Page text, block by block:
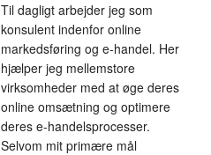
Til dagligt arbejder jeg som
konsulent indenfor online
markedsføring og e-handel. Her
hjælper jeg mellemstore
virksomheder med at øge deres
online omsætning og optimere
deres e-handelsprocesser.
Selvom mit primære mål